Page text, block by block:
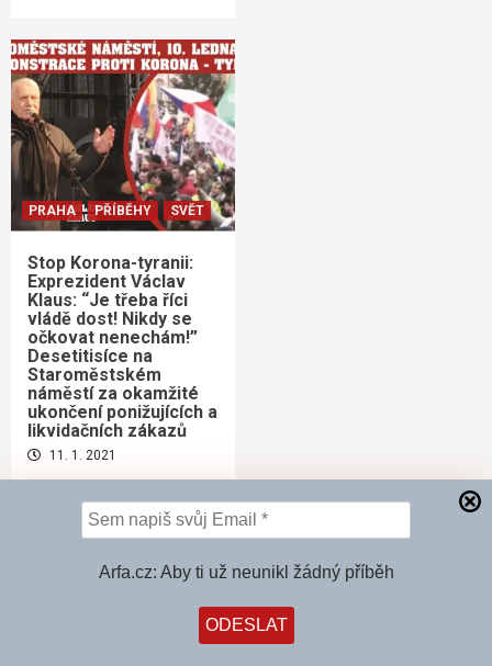
Arfa.cz: Aby ti už neunikl žádný příběh
PRAHA PŘÍBĚHY SVĚT
Stop Korona-tyranii:
Exprezident Václav
Klaus: “Je třeba říci
vládě dost! Nikdy se
očkovat nenechám!”
Desetitisíce na
Staroměstském
náměstí za okamžité
ukončení ponižujících a
likvidačních zákazů
11. 1. 2021
Vyhledávání